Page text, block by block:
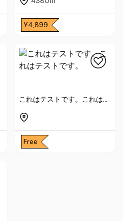
¥4,899
これはテストです。これはテ
Free